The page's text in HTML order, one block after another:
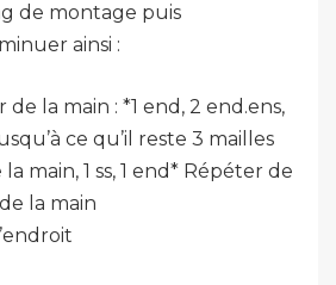
de montage puis
ainsi :
de la main : *1 end, 2 end.ens,
ce qu’il reste 3 mailles
main, 1 ss, 1 end* Répéter de
la main